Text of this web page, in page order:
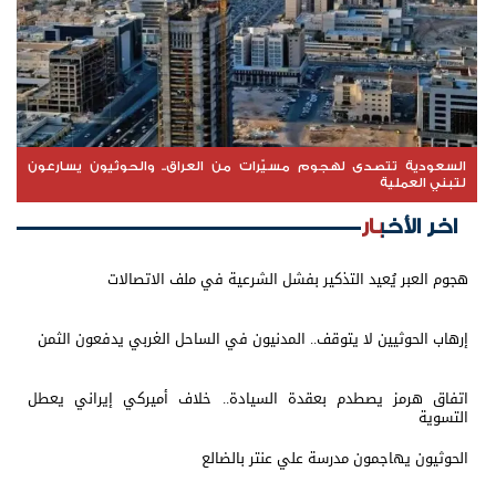
السعودية تتصدى لهجوم مسيّرات من العراق.. والحوثيون يسارعون
لتبني العملية
اخر الأخبار
هجوم العبر يُعيد التذكير بفشل الشرعية في ملف الاتصالات
إرهاب الحوثيين لا يتوقف.. المدنيون في الساحل الغربي يدفعون الثمن
اتفاق هرمز يصطدم بعقدة السيادة.. خلاف أميركي إيراني يعطل
التسوية
الحوثيون يهاجمون مدرسة علي عنتر بالضالع